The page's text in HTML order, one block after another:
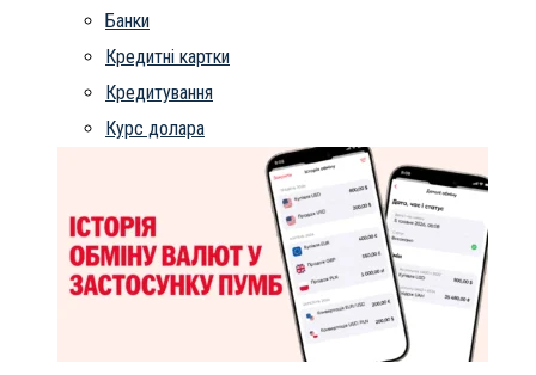
Банки
Кредитні картки
Кредитування
Курс долара